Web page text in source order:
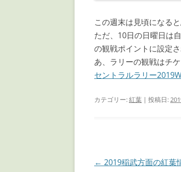
この週末は見頃になると
ただ、10日の日曜日は
の観戦ポイントに設定
あ、ラリーの観戦はチ
セントラルラリー
カテゴリー:紅葉 | 投稿日:
投
← 2019稲武方面の紅葉